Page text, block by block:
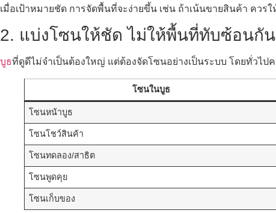
เมื่อเป้าหมายชัด การจัดพื้นที่จะง่ายขึ้น เช่น ถ้าเน้นขายสินค้า คว
2. แบ่งโซนให้ชัด ไม่ให้พื้นที่ทับซ้อนกัน
บูธที่ดูดีไม่จำเป็นต้องใหญ่ แต่ต้องจัดโซนอย่างเป็นระบบ โดยทั่วไป
โซนในบูธ
โซนหน้าบูธ
โซนโชว์สินค้า
โซนทดลอง/สาธิต
โซนพูดคุย
โซนเก็บของ